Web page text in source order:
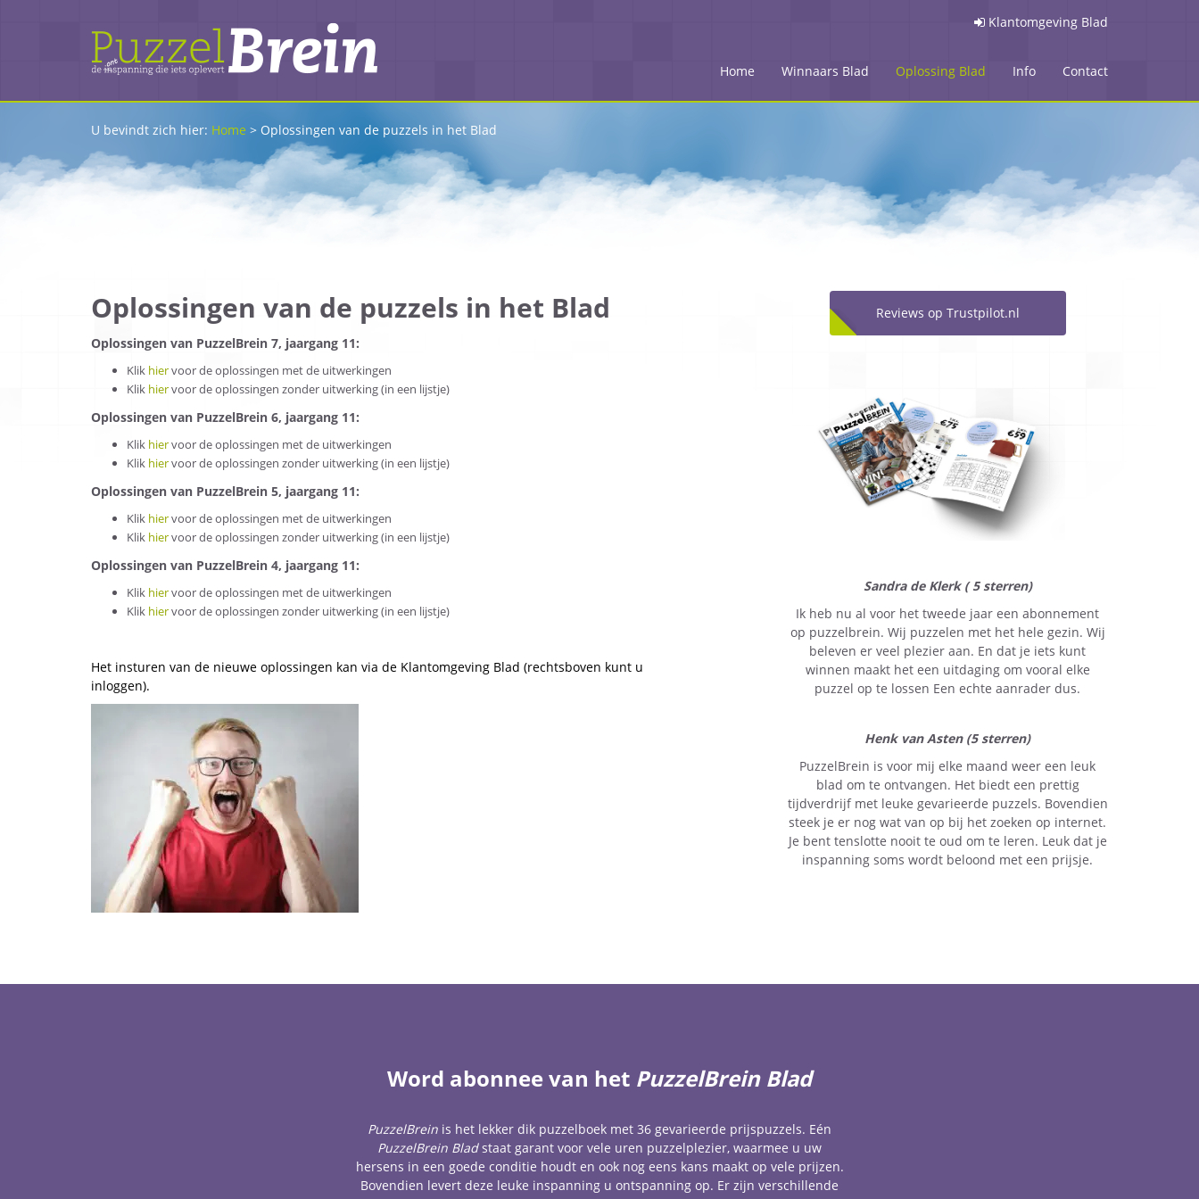
Klantomgeving Blad
Home Winnaars Blad Oplossing Blad Info Contact
U bevindt zich hier: Home > Oplossingen van de puzzels in het Blad
Oplossingen van de puzzels in het Blad
Oplossingen van PuzzelBrein 7, jaargang 11:
Klik hiervoor de oplossingen met de uitwerkingen
Klik hiervoor de oplossingen zonder uitwerking (in een lijstje)
Oplossingen van PuzzelBrein 6, jaargang 11:
Klik hiervoor de oplossingen met de uitwerkingen
Klik hiervoor de oplossingen zonder uitwerking (in een lijstje)
Oplossingen van PuzzelBrein 5, jaargang 11:
Klik hiervoor de oplossingen met de uitwerkingen
Klik hiervoor de oplossingen zonder uitwerking (in een lijstje)
Oplossingen van PuzzelBrein 4, jaargang 11:
Klik hiervoor de oplossingen met de uitwerkingen
Klik hiervoor de oplossingen zonder uitwerking (in een lijstje)
Het insturen van de nieuwe oplossingen kan via de Klantomgeving Blad (rechtsboven kunt u
inloggen).
Reviews op Trustpilot.nl
Sandra de Klerk ( 5 sterren)
Ik heb nu al voor het tweede jaar een abonnement
op puzzelbrein. Wij puzzelen met het hele gezin. Wij
beleven er veel plezier aan. En dat je iets kunt
winnen maakt het een uitdaging om vooral elke
puzzel op te lossen Een echte aanrader dus.
Henk van Asten (5 sterren)
PuzzelBrein is voor mij elke maand weer een leuk
blad om te ontvangen. Het biedt een prettig
tijdverdrijf met leuke gevarieerde puzzels. Bovendien
steek je er nog wat van op bij het zoeken op internet.
Je bent tenslotte nooit te oud om te leren. Leuk dat je
inspanning soms wordt beloond met een prijsje.
Word abonnee van het PuzzelBrein Blad
PuzzelBrein is het lekker dik puzzelboek met 36 gevarieerde prijspuzzels. Eén
PuzzelBrein Bladstaat garant voor vele uren puzzelplezier, waarmee u uw
hersens in een goede conditie houdt en ook nog eens kans maakt op vele prijzen.
Bovendien levert deze leuke inspanning u ontspanning op. Er zijn verschillende